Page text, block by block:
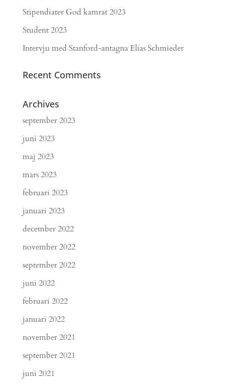
Stipendiater God kamrat 2023
Student 2023
Intervju med Stanford-antagna Elias Schmieder
Recent Comments
Archives
september 2023
juni 2023
maj 2023
mars 2023
februari 2023
januari 2023
december 2022
november 2022
september 2022
juni 2022
februari 2022
januari 2022
november 2021
september 2021
juni 2021